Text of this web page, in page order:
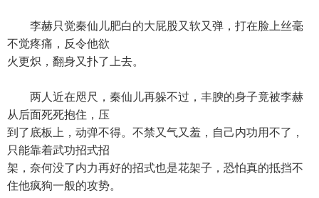
李赫只觉秦仙儿肥白的大屁股又软又弹，打在脸上丝毫
不觉疼痛，反令他欲
火更炽，翻身又扑了上去。
两人近在咫尺，秦仙儿再躲不过，丰腴的身子竟被李赫
从后面死死抱住，压
到了底板上，动弹不得。不禁又气又羞，自己内功用不了，
只能靠着武功招式招
架，奈何没了内力再好的招式也是花架子，恐怕真的抵挡不
住他疯狗一般的攻势。